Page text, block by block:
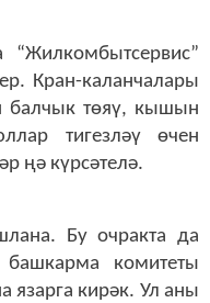
Кран-каланчалары
балчык төяү, кышын
тигезләү өчен
ңә күрсәтелә.
Бу очракта да
комитеты
язарга кирәк. Ул аны